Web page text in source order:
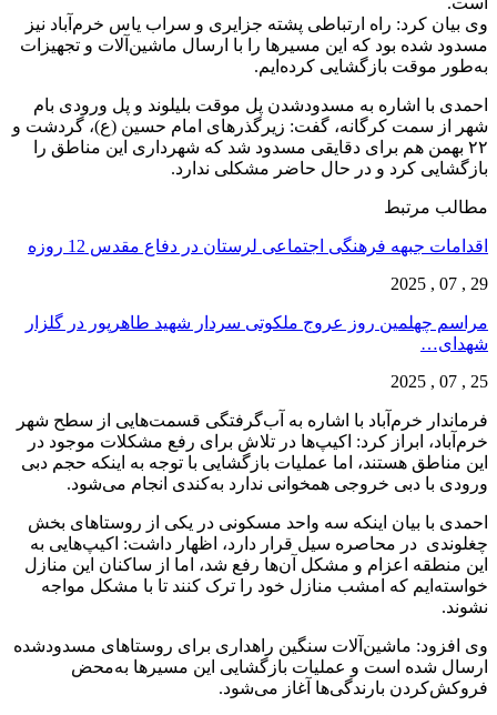
وی بیان کرد: راه ارتباطی پشته جزایری و سراب یاس خرم‌آباد نیز
مسدود شده بود که این مسیر‌ها را با ارسال ماشین‌آلات و تجهیزات
به‌طور موقت بازگشایی کرده‌ایم.
احمدی با اشاره به مسدودشدن پل موقت بلیلوند و پل ورودی بام
شهر از سمت کرگانه، گفت: زیرگذر‌های امام حسین (ع)، گردشت و
۲۲ بهمن هم برای دقایقی مسدود شد که شهرداری این مناطق را
بازگشایی کرد و در حال حاضر مشکلی ندارد.
مطالب مرتبط
اقدامات جبهه فرهنگی اجتماعی لرستان در دفاع مقدس 12 روزه
29 , 07 , 2025
مراسم چهلمین روز عروج ملکوتی سردار شهید طاهرپور در گلزار
شهدای…
25 , 07 , 2025
فرماندار خرم‌آباد با اشاره به آب‌گرفتگی قسمت‌هایی از سطح شهر
خرم‌آباد، ابراز کرد: اکیپ‌ها در تلاش برای رفع مشکلات موجود در
این مناطق هستند، اما عملیات بازگشایی با توجه به اینکه حجم دبی
ورودی با دبی خروجی همخوانی ندارد به‌کندی انجام می‌شود.
احمدی با بیان اینکه سه واحد مسکونی در یکی از روستا‌های بخش
چغلوندی در محاصره سیل قرار دارد، اظهار داشت: اکیپ‌هایی به
این منطقه اعزام و مشکل آن‌ها رفع شد، اما از ساکنان این منازل
خواسته‌ایم که امشب منازل خود را ترک کنند تا با مشکل مواجه
نشوند.
وی افزود: ماشین‌آلات سنگین راهداری برای روستا‌های مسدودشده
ارسال شده است و عملیات بازگشایی این مسیر‌ها به‌محض
فروکش‌کردن بارندگی‌ها آغاز می‌شود.